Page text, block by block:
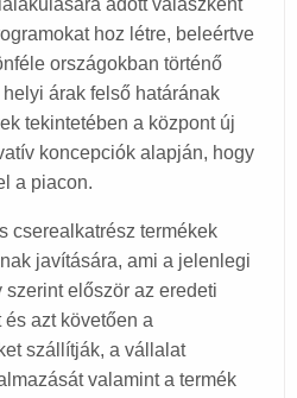
adott válaszként
hoz létre, beleértve
országokban történő
árak felső határának
tekintetében a központ új
koncepciók alapján, hogy
a piacon.
cserealkatrész termékek
javítására, ami a jelenlegi
először az eredeti
azt követően a
szállítják, a vállalat
valamint a termék